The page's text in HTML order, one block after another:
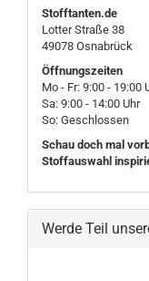
Stofftanten.de
Lotter Straße 38
49078 Osnabrück
Öffnungszeiten
Mo - Fr: 9:00 - 19:00
Sa: 9:00 - 14:00 Uhr
So: Geschlossen
Schau doch mal
Stoffauswahl
Werde Teil